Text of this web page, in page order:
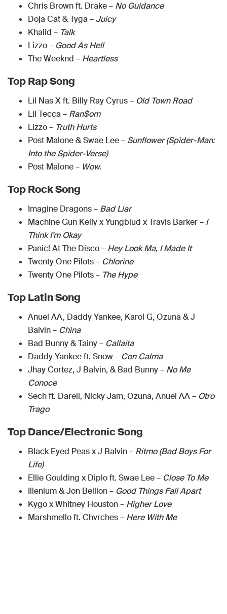
Chris Brown ft. Drake – No Guidance
Doja Cat & Tyga – Juicy
Khalid – Talk
Lizzo – Good As Hell
The Weeknd – Heartless
Top Rap Song
Lil Nas X ft. Billy Ray Cyrus – Old Town Road
Lil Tecca – Ran$om
Lizzo – Truth Hurts
Post Malone & Swae Lee – Sunflower (Spider-Man:
Into the Spider-Verse)
Post Malone – Wow.
Top Rock Song
Imagine Dragons – Bad Liar
Machine Gun Kelly x Yungblud x Travis Barker – I
Think I’m Okay
Panic! At The Disco – Hey Look Ma, I Made It
Twenty One Pilots – Chlorine
Twenty One Pilots – The Hype
Top Latin Song
Anuel AA, Daddy Yankee, Karol G, Ozuna & J
Balvin – China
Bad Bunny & Tainy – Callaita
Daddy Yankee ft. Snow – Con Calma
Jhay Cortez, J Balvin, & Bad Bunny – No Me
Conoce
Sech ft. Darell, Nicky Jam, Ozuna, Anuel AA – Otro
Trago
Top Dance/Electronic Song
Black Eyed Peas x J Balvin – Ritmo (Bad Boys For
Life)
Ellie Goulding x Diplo ft. Swae Lee – Close To Me
Illenium & Jon Bellion – Good Things Fall Apart
Kygo x Whitney Houston – Higher Love
Marshmello ft. Chvrches – Here With Me